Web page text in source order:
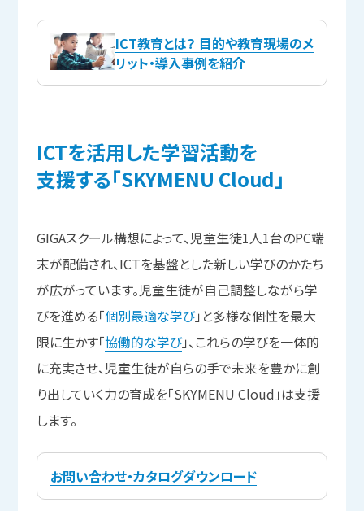
ICT教育とは？ 目的や教育現場のメ
リット・導入事例を紹介
ICTを活用した学習活動を
支援する「SKYMENU Cloud」
GIGAスクール構想によって、児童生徒1人1台のPC端
末が配備され、ICTを基盤とした新しい学びのかたち
が広がっています。児童生徒が自己調整しながら学
びを進める「個別最適な学び」と多様な個性を最大
限に生かす「協働的な学び」、これらの学びを一体的
に充実させ、児童生徒が自らの手で未来を豊かに創
り出していく力の育成を「SKYMENU Cloud」は支援
します。
お問い合わせ・カタログダウンロード